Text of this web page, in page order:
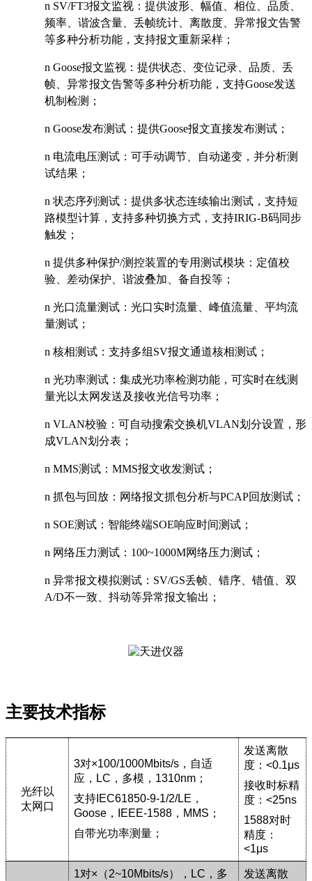
n SV/FT3报文监视：提供波形、幅值、相位、品质、
频率、谐波含量、丢帧统计、离散度、异常报文告警
等多种分析功能，支持报文重新采样；
n Goose报文监视：提供状态、变位记录、品质、丢
帧、异常报文告警等多种分析功能，支持Goose发送
机制检测；
n Goose发布测试：提供Goose报文直接发布测试；
n 电流电压测试：可手动调节、自动递变，并分析测
试结果；
n 状态序列测试：提供多状态连续输出测试，支持短
路模型计算，支持多种切换方式，支持IRIG-B码同步
触发；
n 提供多种保护/测控装置的专用测试模块：定值校
验、差动保护、谐波叠加、备自投等；
n 光口流量测试：光口实时流量、峰值流量、平均流
量测试；
n 核相测试：支持多组SV报文通道核相测试；
n 光功率测试：集成光功率检测功能，可实时在线测
量光以太网发送及接收光信号功率；
n VLAN校验：可自动搜索交换机VLAN划分设置，形
成VLAN划分表；
n MMS测试：MMS报文收发测试；
n 抓包与回放：网络报文抓包分析与PCAP回放测试；
n SOE测试：智能终端SOE响应时间测试；
n 网络压力测试：100~1000M网络压力测试；
n 异常报文模拟测试：SV/GS丢帧、错序、错值、双
A/D不一致、抖动等异常报文输出；
主要技术指标
光纤以
太网口
3对×100/1000Mbits/s ，自适
应， LC ，多模， 1310nm ；
支持 IEC61850-9-1/2/LE ，
Goose ， IEEE-1588 ， MMS ；
自带光功率测量；
发送离散
度： <0.1μs
接收时标精
度： <25ns
1588对时
精度：
<1μs
1对× （2~10Mbits/s）， LC ，多
发送离散